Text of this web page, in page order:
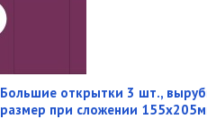
Большие открытки 3 шт.,
размер при сложении